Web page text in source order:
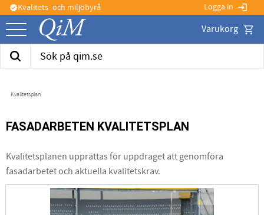
Meny
verifiedKvalitets- och miljöbyrå Logga in login
Kvalitetsplan
FASADARBETEN KVALITETSPLAN
Kvalitetsplanen upprättas för uppdraget att genomföra
fasadarbetet och aktuella kvalitetskrav.